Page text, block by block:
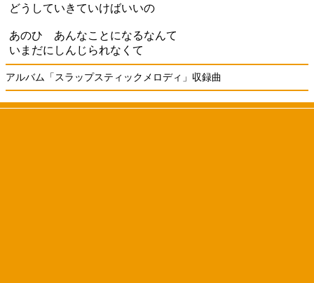
どうしていきていけばいいの
あのひ あんなことになるなんて
いまだにしんじられなくて
アルバム「スラップスティックメロディ」収録曲